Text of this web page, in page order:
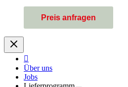
Über uns
Jobs